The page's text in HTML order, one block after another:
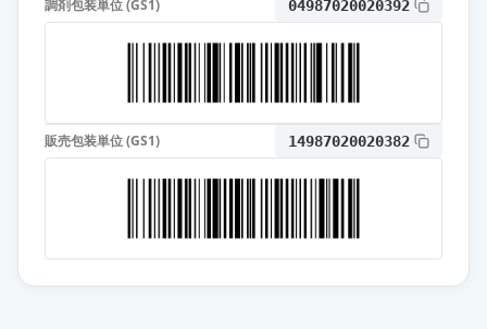
エピナスチン塩酸塩錠10mg「テ
バ」
通常出荷
林」
薬価 9.80 円
通常出荷
通常出荷
調剤包装単位 (GS1) 04987020020392
販売包装単位 (GS1) 14987020020382